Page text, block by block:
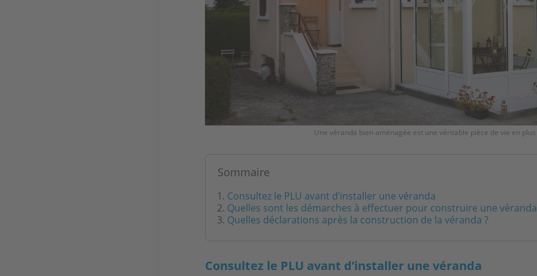
Une véranda bien aménagée est une véritable pièce de vie en
Sommaire
Consultez le PLU avant d’installer une véranda
Quelles sont les démarches à effectuer pour construire une
Quelles déclarations après la construction de la véranda ?
Consultez le PLU avant d’installer une véranda